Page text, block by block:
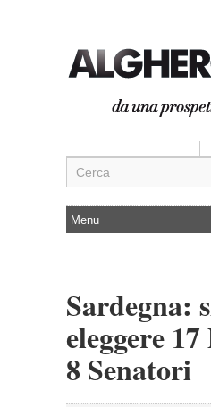
Sardegna:
eleggere
8 Senatori